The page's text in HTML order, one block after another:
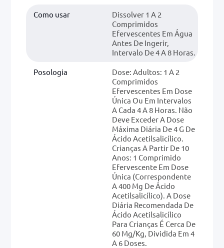
Como usar
Dissolver 1 A 2
Comprimidos
Efervescentes Em Água
Antes De Ingerir,
Intervalo De 4 A 8 Horas.
Posologia
Dose: Adultos: 1 A 2
Comprimidos
Efervescentes Em Dose
Única Ou Em Intervalos
A Cada 4 A 8 Horas. Não
Deve Exceder A Dose
Máxima Diária De 4 G De
Ácido Acetilsalicílico.
Crianças A Partir De 10
Anos: 1 Comprimido
Efervescente Em Dose
Única (correspondente
A 400 Mg De Ácido
Acetilsalicílico). A Dose
Diária Recomendada De
Ácido Acetilsalicílico
Para Crianças É Cerca De
60 Mg/kg, Dividida Em 4
A 6 Doses.